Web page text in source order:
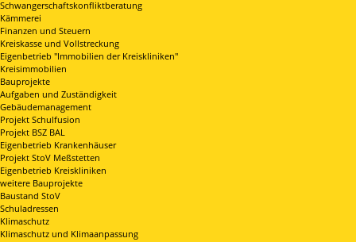
Schwangerschaftskonfliktberatung
Kämmerei
Finanzen und Steuern
Kreiskasse und Vollstreckung
Eigenbetrieb "Immobilien der Kreiskliniken"
Kreisimmobilien
Bauprojekte
Aufgaben und Zuständigkeit
Gebäudemanagement
Projekt Schulfusion
Projekt BSZ BAL
Eigenbetrieb Krankenhäuser
Projekt StoV Meßstetten
Eigenbetrieb Kreiskliniken
weitere Bauprojekte
Baustand StoV
Schuladressen
Klimaschutz
Klimaschutz und Klimaanpassung